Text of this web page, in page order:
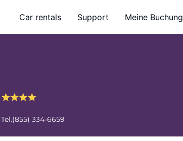
Car rentals Support Meine Buchung
Tel.(855) 334-6659